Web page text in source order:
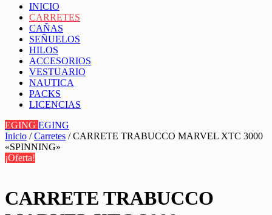
INICIO
CARRETES
CAÑAS
SEÑUELOS
HILOS
ACCESORIOS
VESTUARIO
NAUTICA
PACKS
LICENCIAS
EGING EGING
Inicio /Carretes / CARRETE TRABUCCO MARVEL XTC 3000
«SPINNING»
¡Oferta!
CARRETE TRABUCCO